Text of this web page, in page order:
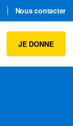
Nous contacter
JE DONNE